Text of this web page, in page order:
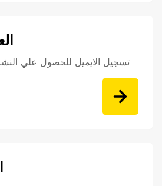
تسجيل الايميل للحصول علي